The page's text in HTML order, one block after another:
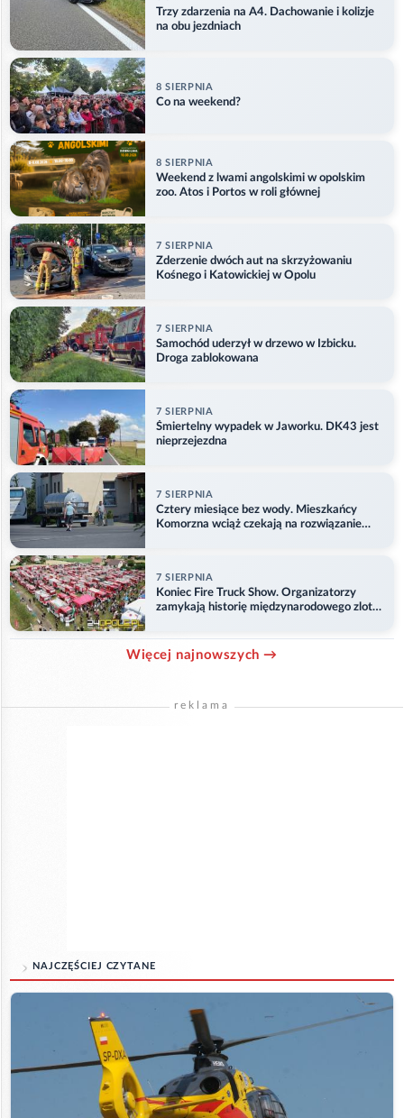
Trzy zdarzenia na A4. Dachowanie i kolizje
na obu jezdniach
8 SIERPNIA
Co na weekend?
8 SIERPNIA
Weekend z lwami angolskimi w opolskim
zoo. Atos i Portos w roli głównej
7 SIERPNIA
Zderzenie dwóch aut na skrzyżowaniu
Kośnego i Katowickiej w Opolu
7 SIERPNIA
Samochód uderzył w drzewo w Izbicku.
Droga zablokowana
7 SIERPNIA
Śmiertelny wypadek w Jaworku. DK43 jest
nieprzejezdna
7 SIERPNIA
Cztery miesiące bez wody. Mieszkańcy
Komorzna wciąż czekają na rozwiązanie
7 SIERPNIA
Koniec Fire Truck Show. Organizatorzy
zamykają historię międzynarodowego zlotu
Więcej najnowszych →
reklama
NAJCZĘŚCIEJ CZYTANE